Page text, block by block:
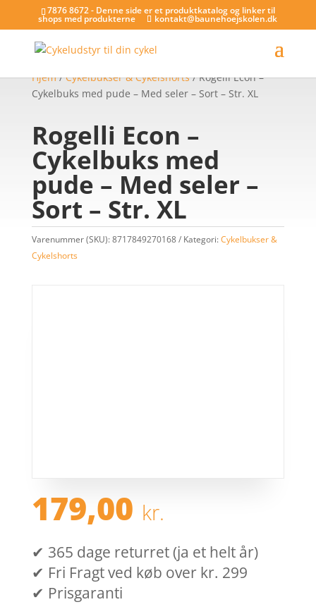
7876 8672 - Denne side er et produktkatalog og linker til
shops med produkterne kontakt@baunehoejskolen.dk
Hjem/Cykelbukser & Cykelshorts/ Rogelli Econ –
Cykelbuks med pude – Med seler – Sort – Str. XL
Rogelli Econ –
Cykelbuks med
pude – Med seler –
Sort – Str. XL
Varenummer (SKU):8717849270168 Kategori:Cykelbukser &
Cykelshorts
179,00 kr.
✔ 365 dage returret (ja et helt år)
✔ Fri Fragt ved køb over kr. 299
✔ Prisgaranti